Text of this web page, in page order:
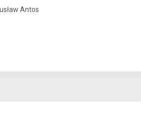
Antos